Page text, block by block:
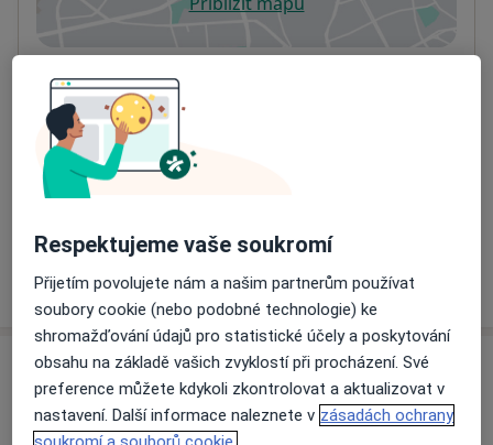
se otevře v nové záložce
Co mám v takové situaci udělat?
Způsoby platby (soukromé návštěvy)
Na teto adrese lékař přijímá pacienty na pojišťovnu
Víceo adrese
Názory
Přidejte svůj názor
Respektujeme vaše soukromí
Přijetím povolujete nám a našim partnerům používat
soubory cookie (nebo podobné technologie) ke
shromažďování údajů pro statistické účely a poskytování
obsahu na základě vašich zvyklostí při procházení. Své
preference můžete kdykoli zkontrolovat a aktualizovat v
nastavení. Další informace naleznete v zásadách ochrany